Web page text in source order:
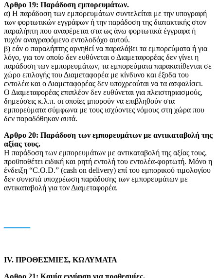
Αρθρο 19: Παράδοση εμπορευμάτων.
α) Η παράδοση των εμπορευμάτων συντελείται με την υπογραφή
των φορτωτικών εγγράφων ή την παράδοση της διατακτικής στον
παραλήπτη που αναφέρεται στα ως άνω φορτωτικά έγγραφα ή
τυχόν αναγραφόμενο εντολοδόχο αυτού.
β) εάν ο παραλήπτης αρνηθεί να παραλάβει τα εμπορεύματα ή για
λόγο, για τον οποίο δεν ευθύνεται ο Διαμεταφορέας δεν γίνει η
παράδοση των εμπορευμάτων, τα εμπορεύματα παρακατίθενται σε
χώρο επιλογής του Διαμεταφορέα με κίνδυνο και έξοδα του
εντολέα και ο Διαμεταφορέας δεν υποχρεούται να τα ασφαλίσει.
Ο Διαμεταφορέας επιπλέον δεν ευθύνεται για πλειστηριασμούς,
δημεύσεις κ.λ.π. οι οποίες μπορούν να επιβληθούν στα
εμπορεύματα σύμφωνα με τους ισχύοντες νόμους στη χώρα που
δεν παραδόθηκαν αυτά.
Αρθρο 20: Παράδοση των εμπορευμάτων με αντικαταβολή της
αξίας τους.
Η παράδοση των εμπορευμάτων με αντικαταβολή της αξίας τους,
προϋποθέτει ειδική και ρητή εντολή του εντολέα-φορτωτή. Μόνο η
ένδειξη “C.O.D.” (cash on delivery) επί του εμπορικού τιμολογίου
δεν συνιστά υποχρέωση παράδοσης των εμπορευμάτων με
αντικαταβολή για τον Διαμεταφορέα.
IV. ΠΡΟΘΕΣΜΙΕΣ, ΚΩΛΥΜΑΤΑ
Αρθρο 21: Καμία εγγύηση για προθεσμίες.